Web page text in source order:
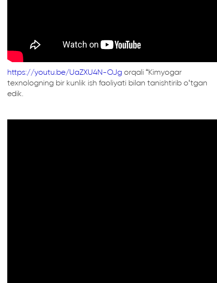
https://youtu.be/UaZXU4N-OJg orqali “Kimyogar
texnologning bir kunlik ish faoliyati bilan tanishtirib oʻtgan
edik.